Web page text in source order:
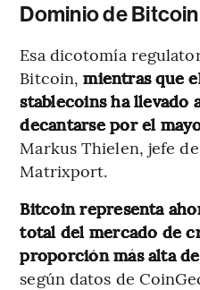
Dominio de Bitcoin
Esa dicotomía
Bitcoin,mientras que
stablecoins ha llevado
decantarse por el
Markus Thielen, jefe
Matrixport.
Bitcoin representa
total del mercado de
proporción más alta
según datos de